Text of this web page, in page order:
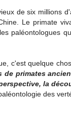
de six millions
Le primate
paléontologues
c'est quelque
primates
la
des